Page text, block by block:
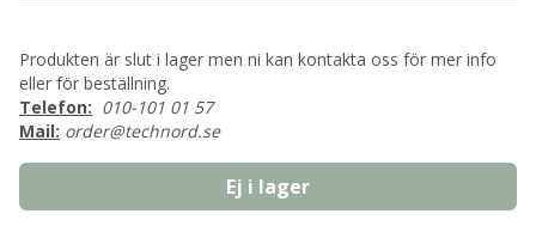
Produkten är slut i lager men ni kan kontakta oss för mer info
eller för beställning.
Telefon: 010-101 01 57
Mail: order@technord.se
Ej i lager